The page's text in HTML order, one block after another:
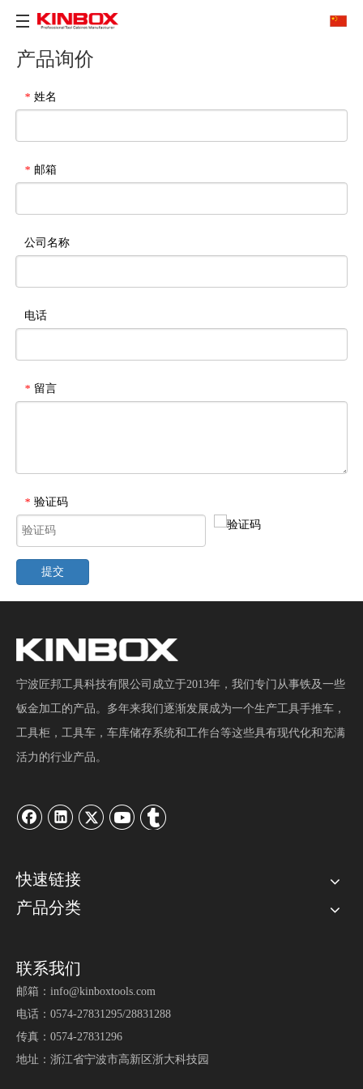
产品询价
* 姓名
* 邮箱
公司名称
电话
* 留言
* 验证码
提交
宁波匠邦工具科技有限公司成立于2013年，我们专门从事铁及一些
钣金加工的产品。多年来我们逐渐发展成为一个生产工具手推车，
工具柜，工具车，车库储存系统和工作台等这些具有现代化和充满
活力的行业产品。
快速链接
产品分类
联系我们
邮箱： info@kinboxtools.com
电话：0574-27831295/28831288
传真：0574-27831296
地址：浙江省宁波市高新区浙大科技园